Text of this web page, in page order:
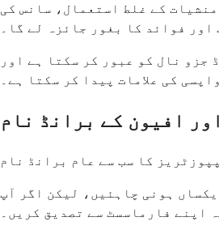
کے غلط استعمال، سانس کی
فوائد کا بغور جائزہ لے گا۔
جزو نال کو عبور کر سکتا ہے اور
کی علامات پیدا کر سکتا ہے۔
افیون کے برانڈ نام
ہونی چاہئیں، لیکن اگر آپ
اپنے فارماسسٹ سے تصدیق کریں۔